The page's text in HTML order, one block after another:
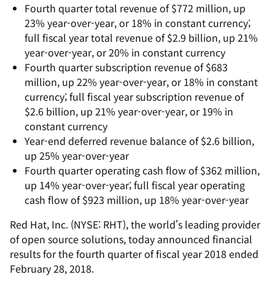
Fourth quarter total revenue of $772 million, up
23% year-over-year, or 18% in constant currency;
full fiscal year total revenue of $2.9 billion, up 21%
year-over-year, or 20% in constant currency
Fourth quarter subscription revenue of $683
million, up 22% year-over-year, or 18% in constant
currency; full fiscal year subscription revenue of
$2.6 billion, up 21% year-over-year, or 19% in
constant currency
Year-end deferred revenue balance of $2.6 billion,
up 25% year-over-year
Fourth quarter operating cash flow of $362 million,
up 14% year-over-year; full fiscal year operating
cash flow of $923 million, up 18% year-over-year
Red Hat, Inc. (NYSE: RHT), the world's leading provider
of open source solutions, today announced financial
results for the fourth quarter of fiscal year 2018 ended
February 28, 2018.